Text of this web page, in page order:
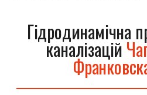
Гідродинамічна
каналізацій